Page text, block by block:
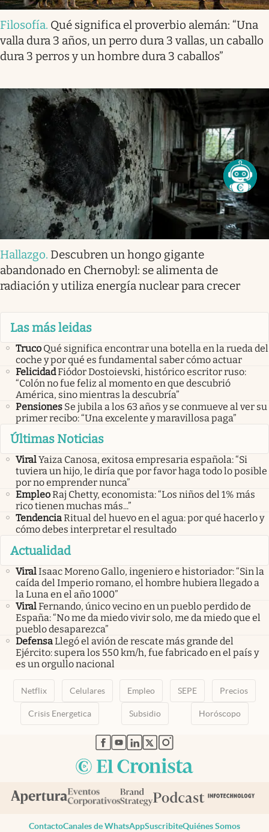
Filosofía. Qué significa el proverbio alemán: “Una
valla dura 3 años, un perro dura 3 vallas, un caballo
dura 3 perros y un hombre dura 3 caballos”
Hallazgo. Descubren un hongo gigante
abandonado en Chernobyl: se alimenta de
radiación y utiliza energía nuclear para crecer
Las más leidas
Truco Qué significa encontrar una botella en la rueda del
coche y por qué es fundamental saber cómo actuar
FelicidadFiódor Dostoievski, histórico escritor ruso:
“Colón no fue feliz al momento en que descubrió
América, sino mientras la descubría”
Pensiones Se jubila a los 63 años y se conmueve al ver su
primer recibo: “Una excelente y maravillosa paga”
Últimas Noticias
ViralYaiza Canosa, exitosa empresaria española: “Si
tuviera un hijo, le diría que por favor haga todo lo posible
por no emprender nunca”
EmpleoRaj Chetty, economista: “Los niños del 1% más
rico tienen muchas más...”
TendenciaRitual del huevo en el agua: por qué hacerlo y
cómo debes interpretar el resultado
Actualidad
ViralIsaac Moreno Gallo, ingeniero e historiador: “Sin la
caída del Imperio romano, el hombre hubiera llegado a
la Luna en el año 1000”
ViralFernando, único vecino en un pueblo perdido de
España: “No me da miedo vivir solo, me da miedo que el
pueblo desaparezca”
DefensaLlegó el avión de rescate más grande del
Ejército: supera los 550 km/h, fue fabricado en el país y
es un orgullo nacional
Netflix Celulares Empleo SEPE Precios
Crisis Energetica Subsidio Horóscopo
abre en nueva pestaña
abre en nueva pestaña
abre en nueva pestaña
abre en nueva pestaña
abre en nueva pestaña
ContactoCanales de WhatsAppSuscribiteQuiénes Somos